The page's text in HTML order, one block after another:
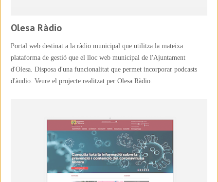
Olesa Ràdio
Portal web destinat a la ràdio municipal que utilitza la mateixa
plataforma de gestió que el lloc web municipal de l'Ajuntament
d'Olesa. Disposa d'una funcionalitat que permet incorporar podcasts
d'àudio. Veure el projecte realitzat per Olesa Ràdio.